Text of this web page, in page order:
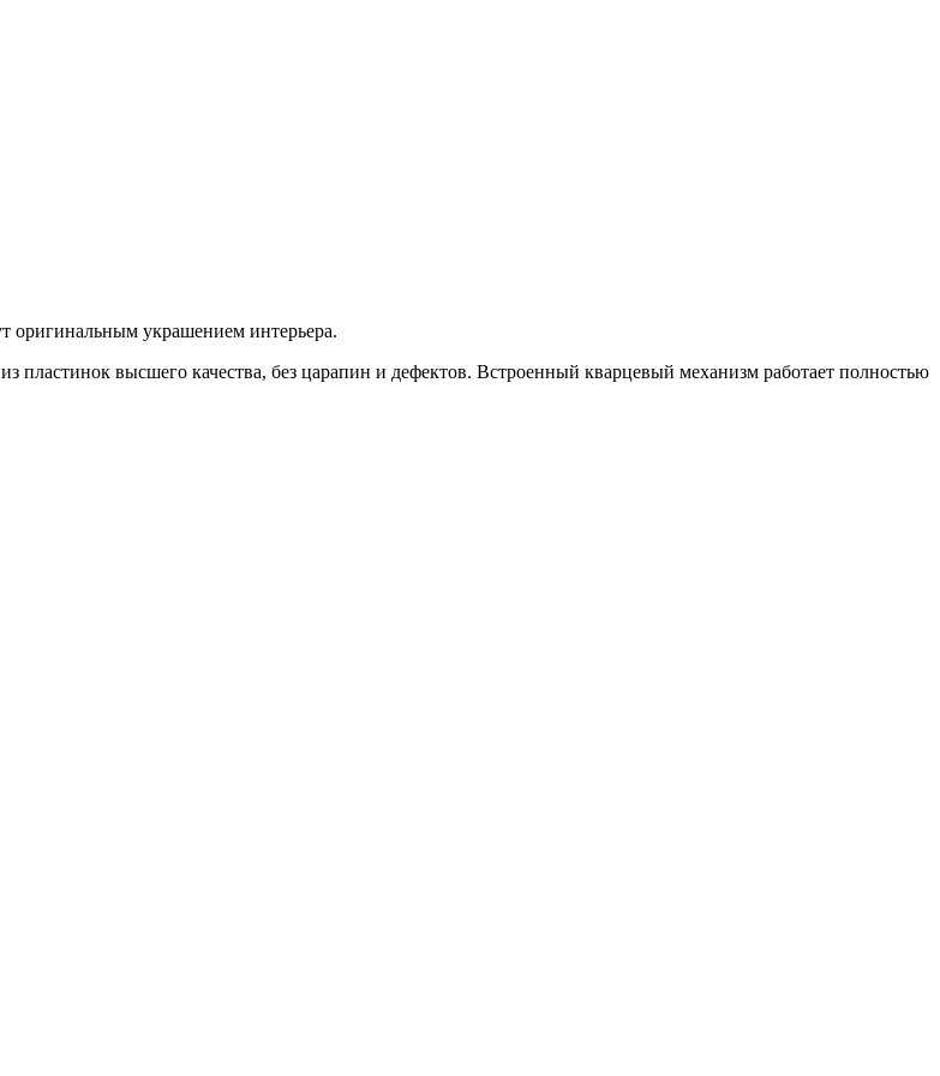
оригинальным украшением интерьера.
пластинок высшего качества, без царапин и дефектов. Встроенный кварцевый механизм работает полностью